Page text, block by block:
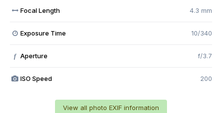
Focal Length 4.3 mm
Exposure Time 10/340
f Aperture f/3.7
ISO Speed 200
View all photo EXIF information